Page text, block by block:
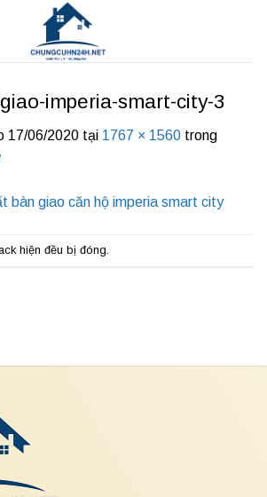
imperia-smart-city-3
17/06/2020 tại 1767 × 1560 trong
hiện đều bị đóng.